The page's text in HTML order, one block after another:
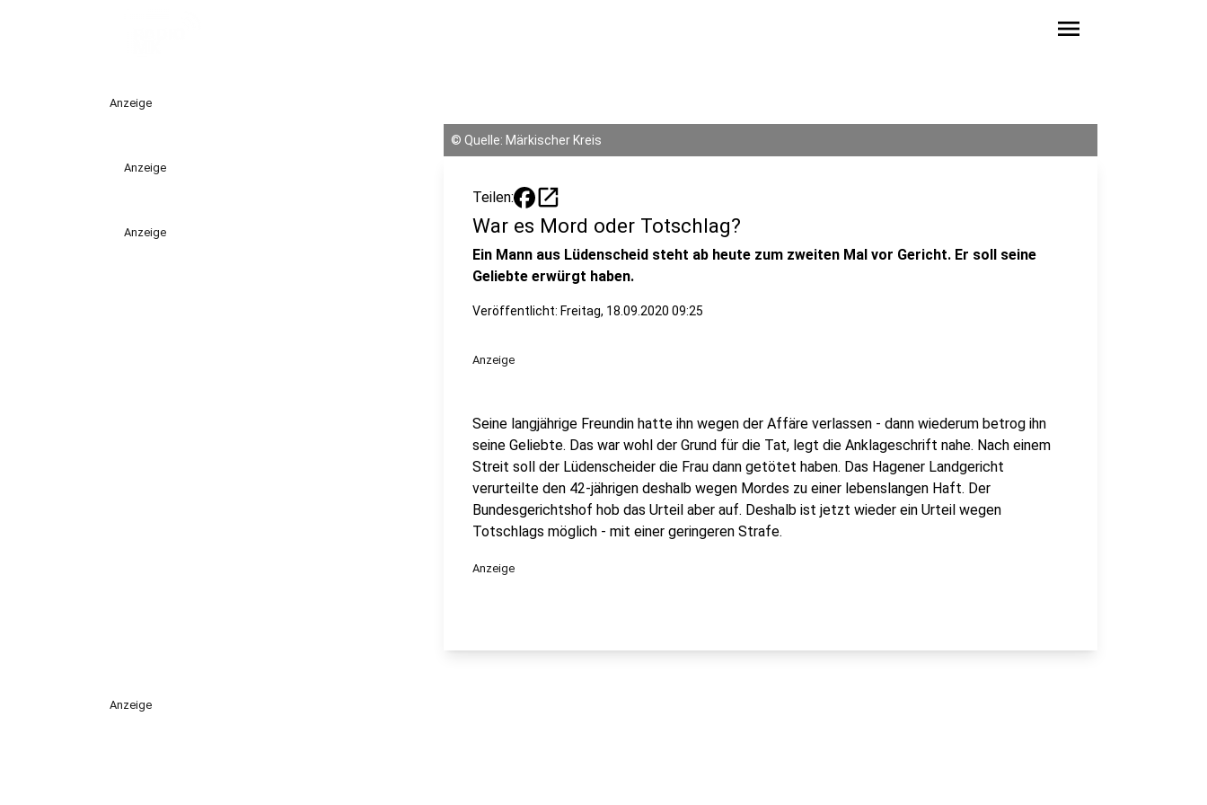
menu
Anzeige
Anzeige
Anzeige
© Quelle: Märkischer Kreis
Teilen: open_in_new
War es Mord oder Totschlag?
Ein Mann aus Lüdenscheid steht ab heute zum zweiten Mal vor Gericht. Er soll seine
Geliebte erwürgt haben.
Veröffentlicht: Freitag, 18.09.2020 09:25
Anzeige
Seine langjährige Freundin hatte ihn wegen der Affäre verlassen - dann wiederum betrog ihn
seine Geliebte. Das war wohl der Grund für die Tat, legt die Anklageschrift nahe. Nach einem
Streit soll der Lüdenscheider die Frau dann getötet haben. Das Hagener Landgericht
verurteilte den 42-jährigen deshalb wegen Mordes zu einer lebenslangen Haft. Der
Bundesgerichtshof hob das Urteil aber auf. Deshalb ist jetzt wieder ein Urteil wegen
Totschlags möglich - mit einer geringeren Strafe.
Anzeige
Anzeige